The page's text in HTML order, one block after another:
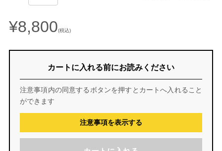
¥8,800(税込)
カートに入れる前にお読みください
注意事項内の同意するボタンを押すとカートへ入れること
ができます
注意事項を表示する